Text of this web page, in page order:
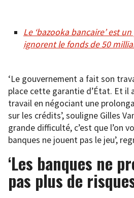
Le ‘bazooka bancaire’ est
ignorent le fonds de 50
‘Le gouvernement a fait son
place cette garantie d’État. Et il
travail en négociant une
sur les crédits’, souligne Gilles
grande difficulté, c’est que l’on
banques ne jouent pas le jeu’,
‘Les banques ne
pas plus de